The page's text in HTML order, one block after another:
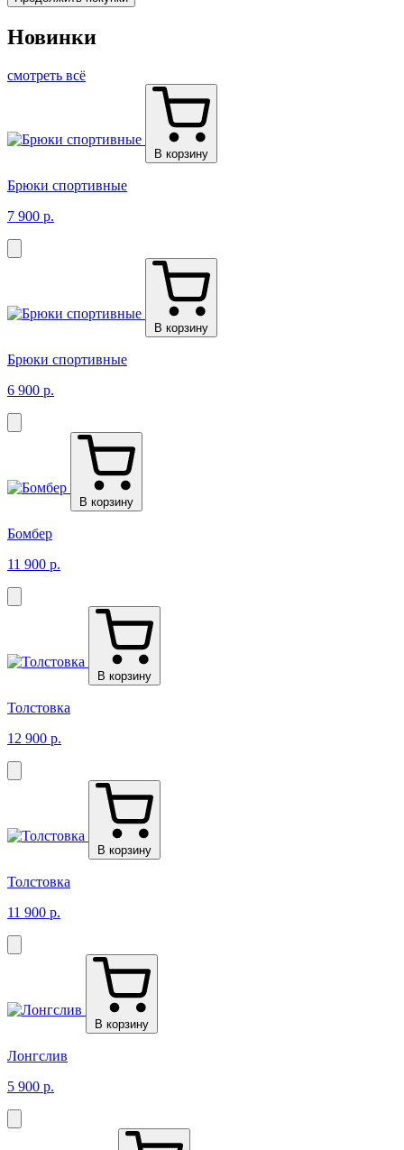
Новинки
смотреть всё
В корзину
Брюки спортивные
7 900 р.
В корзину
Брюки спортивные
6 900 р.
В корзину
Бомбер
11 900 р.
В корзину
Толстовка
12 900 р.
В корзину
Толстовка
11 900 р.
В корзину
Лонгслив
5 900 р.